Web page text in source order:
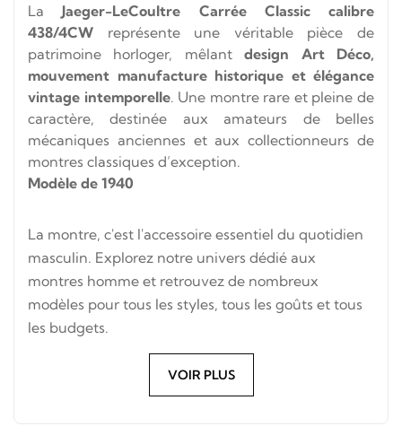
LaJaeger-LeCoultre Carrée Classic calibre
438/4CW représente une véritable pièce de
patrimoine horloger, mêlantdesign Art Déco,
mouvement manufacture historique et élégance
vintage intemporelle. Une montre rare et pleine de
caractère, destinée aux amateurs de belles
mécaniques anciennes et aux collectionneurs de
montres classiques d’exception.
Modèle de 1940
La montre, c'est l'accessoire essentiel du quotidien
masculin. Explorez notre univers dédié aux
montres homme et retrouvez de nombreux
modèles pour tous les styles, tous les goûts et tous
les budgets.
VOIR PLUS